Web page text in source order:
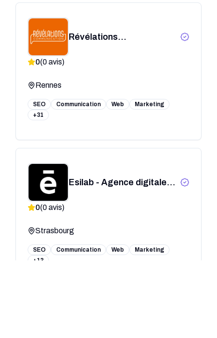
Révélations
0(0avis)
Rennes
SEO Communication Web
Marketing
+31
Esilab - Agence digitale
0(0avis)
Strasbourg
SEO Communication Web
Marketing
+13